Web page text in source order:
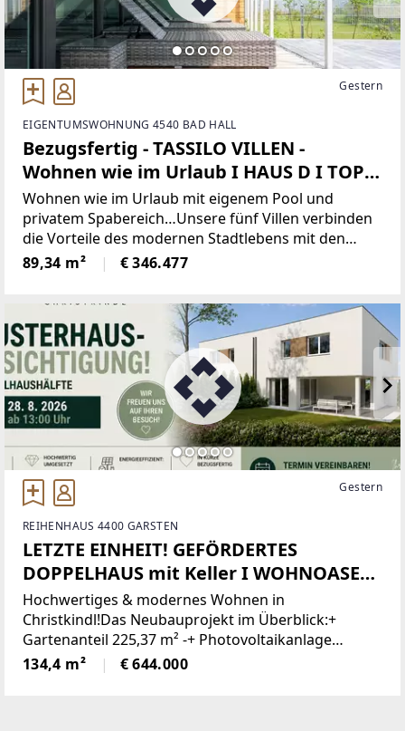
Gestern
EIGENTUMSWOHNUNG 4540 BAD HALL
Bezugsfertig - TASSILO VILLEN -
Wohnen wie im Urlaub I HAUS D I TOP -
D21
Wohnen wie im Urlaub mit eigenem Pool und
privatem Spabereich…Unsere fünf Villen verbinden
die Vorteile des modernen Stadtlebens mit den
Vorzügen eines eigenen Hauses. 10 Jahre
Kulturgenuss verbunden mit einem privaten Pool-
89,34 m² € 346.477
Gestern
REIHENHAUS 4400 GARSTEN
LETZTE EINHEIT! GEFÖRDERTES
DOPPELHAUS mit Keller I WOHNOASE
CHRISTKINDL Haustyp 3 I Haus 3 C
Hochwertiges & modernes Wohnen in
Christkindl!Das Neubauprojekt im Überblick:+
Gartenanteil 225,37 m² -+ Photovoltaikanlage
(Haustyp 3 und 4) - optional gegen Aufpreis!+
Wallbox für die Aufladung von Elektroautos
134,4 m² € 644.000